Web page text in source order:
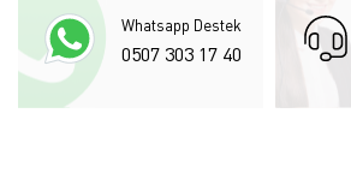
Whatsapp Destek
0507 303 17 40